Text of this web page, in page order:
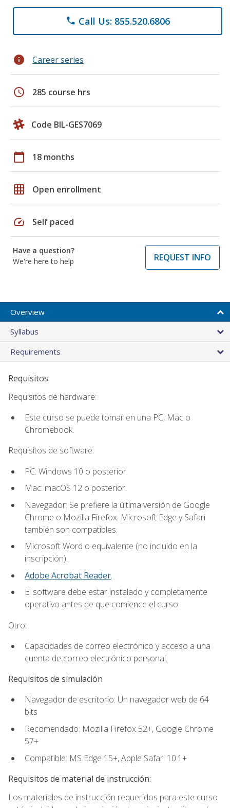
phone Call Us: 855.520.6806
info Career series
schedule 285 course hrs
Code BIL-GES7069
calendar_today 18 months
grid_on Open enrollment
speed Self paced
Have a question?
We're here to help
REQUEST INFO
Overview
Syllabus
Requirements
Requisitos:
Requisitos de hardware:
Este curso se puede tomar en una PC, Mac o
Chromebook.
Requisitos de software:
PC: Windows 10 o posterior.
Mac: macOS 12 o posterior.
Navegador: Se prefiere la última versión de Google
Chrome o Mozilla Firefox. Microsoft Edge y Safari
también son compatibles.
Microsoft Word o equivalente (no incluido en la
inscripción).
Adobe Acrobat Reader.
El software debe estar instalado y completamente
operativo antes de que comience el curso.
Otro:
Capacidades de correo electrónico y acceso a una
cuenta de correo electrónico personal.
Requisitos de simulación
Navegador de escritorio: Un navegador web de 64
bits
Recomendado: Mozilla Firefox 52+, Google Chrome
57+
Compatible: MS Edge 15+, Apple Safari 10.1+
Requisitos de material de instrucción:
Los materiales de instrucción requeridos para este curso